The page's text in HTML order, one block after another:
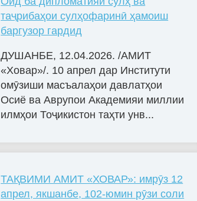
таҷрибаҳои сулҳофаринӣ ҳамоиш
баргузор гардид
ДУШАНБЕ, 12.04.2026. /АМИТ
«Ховар»/. 10 апрел дар Институти
омӯзиши масъалаҳои давлатҳои
Осиё ва Аврупои Академияи миллии
илмҳои Тоҷикистон таҳти унв...
ТАҚВИМИ АМИТ «ХОВАР»: имрӯз 12
апрел, якшанбе, 102-юмин рӯзи соли